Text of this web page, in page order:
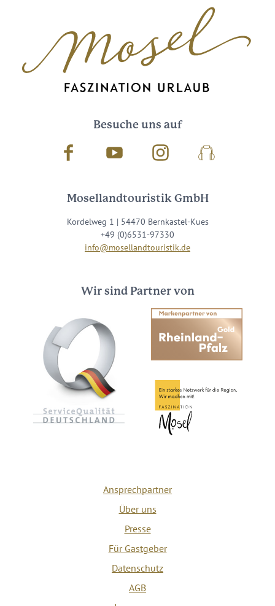
Besuche uns auf
Facebook Youtube InstagramPodcast
Mosellandtouristik GmbH
Kordelweg 1 | 54470 Bernkastel-Kues
+49 (0)6531-97330
info@mosellandtouristik.de
Wir sind Partner von
Ansprechpartner
Über uns
Presse
Für Gastgeber
Datenschutz
AGB